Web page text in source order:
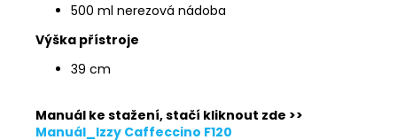
500 ml nerezová nádoba
Výška přístroje
39 cm
Manuál ke stažení, stačí kliknout zde >>
Manuál_Izzy Caffeccino F120